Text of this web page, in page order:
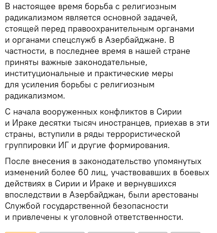
В настоящее время борьба с религиозным
радикализмом является основной задачей,
стоящей перед правоохранительным органами
и органами спецслужб в Азербайджане. В
частности, в последнее время в нашей стране
приняты важные законодательные,
институциональные и практические меры
для усиления борьбы с религиозным
радикализмом.
С начала вооруженных конфликтов в Сирии
и Ираке десятки тысяч иностранцев, приехав в эти
страны, вступили в ряды террористической
группировки ИГ и другие формирования.
После внесения в законодательство упомянутых
изменений более 60 лиц, участвовавших в боевых
действиях в Сирии и Ираке и вернувшихся
впоследствии в Азербайджан, были арестованы
Службой государственной безопасности
и привлечены к уголовной ответственности.